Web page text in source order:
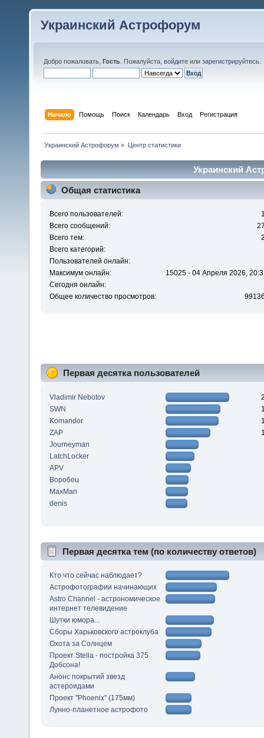
Украинский Астрофорум
Добро пожаловать, Гость . Пожалуйста, войдите или зарегистрируйтесь
Начало Помощь Поиск Календарь Вход Регистрация
Украинский Астрофорум » Центр статистики
Украинский
Общая статистика
Всего пользователей:
Всего сообщений:
Всего тем:
Всего категорий:
Пользователей онлайн:
Максимум онлайн:
15025 - 04 Апреля 2026,
Сегодня онлайн:
Общее количество просмотров:
Первая десятка пользователей
Vladimir Nebotov
SWN
Komandor
ZAP
Journeyman
LatchLocker
APV
Bopo6eu
MaxMan
denis
Первая десятка тем (по количеству ответов)
Кто что сейчас наблюдает?
Астрофотографии начинающих
Astro Channel - астрономическое
интернет телевидение
Шутки юмора...
Сборы Харьковского астроклуба
Охота за Солнцем
Проект Stella - постройка 375
Добсона!
Анонс покрытий звезд
астероидами
Проект "Phoenix" (175мм)
Лунно-планетное астрофото